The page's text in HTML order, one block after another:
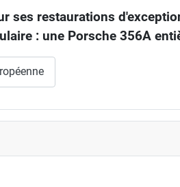
ses restaurations
: une Porsche 356A